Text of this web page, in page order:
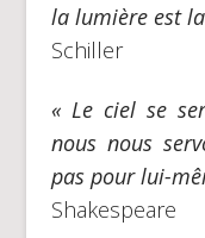
la lumière est
Schiller
« Le ciel se
nous nous
pas pour lui-
Shakespeare